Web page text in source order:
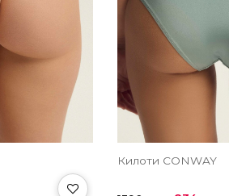
Килоти CONWAY